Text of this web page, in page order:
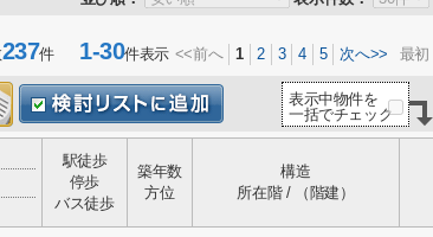
237件1-30件表示 <<前へ 1 2 3 4 5 次へ>> 最初
表示中物件を
一括でチェック
駅徒歩
停歩
バス徒歩
築年数
方位
構造
所在階 / （階建）